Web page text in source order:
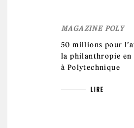
MAGAZINE POLY
50 millions pour
la philanthropie en
à Polytechnique
LIRE